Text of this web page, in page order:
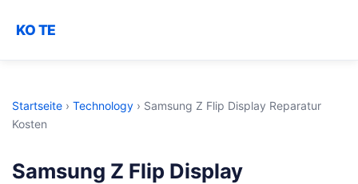
KO TE
Startseite › Technology › Samsung Z Flip Display Reparatur
Kosten
Samsung Z Flip Display